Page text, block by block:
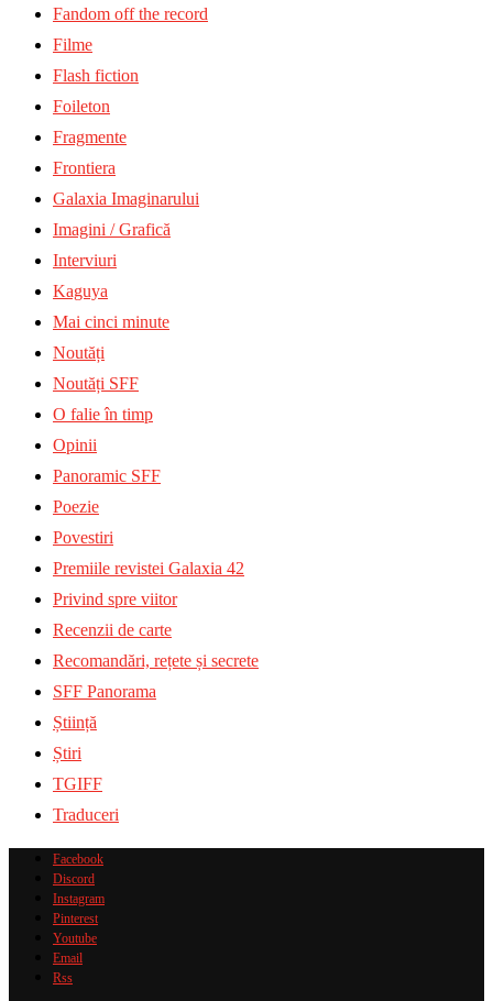
Fandom off the record
Filme
Flash fiction
Foileton
Fragmente
Frontiera
Galaxia Imaginarului
Imagini / Grafică
Interviuri
Kaguya
Mai cinci minute
Noutăți
Noutăți SFF
O falie în timp
Opinii
Panoramic SFF
Poezie
Povestiri
Premiile revistei Galaxia 42
Privind spre viitor
Recenzii de carte
Recomandări, rețete și secrete
SFF Panorama
Știință
Știri
TGIFF
Traduceri
Facebook
Discord
Instagram
Pinterest
Youtube
Email
Rss